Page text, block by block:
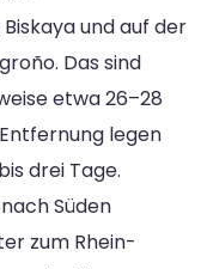
und auf der
Das sind
etwa 26–28
legen
drei Tage.
Süden
zum Rhein-